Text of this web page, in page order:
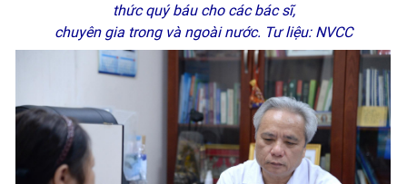
thức quý báu cho các bác sĩ,
chuyên gia trong và ngoài nước. Tư liệu: NVCC